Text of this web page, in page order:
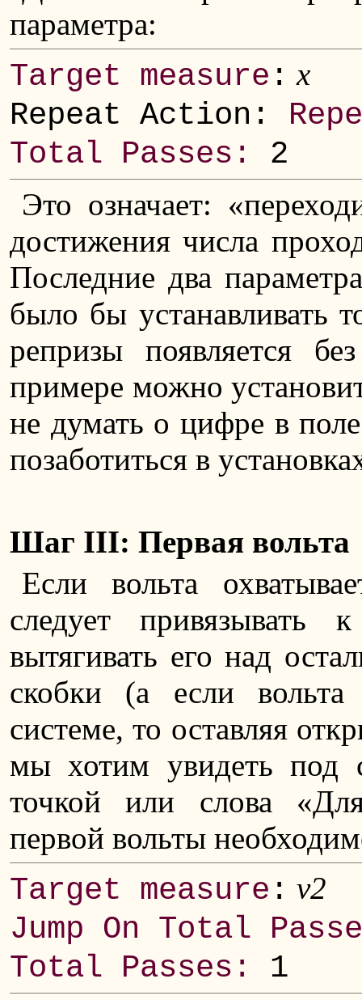
параметра:
Target measure : x
Repeat Action:
Total Passes:
2
Это означает:
достижения числа
Последние два
было бы устанавливать
репризы появляется
примере можно
не думать о цифре в
позаботиться в
Шаг III: Первая вольта
Если вольта
следует
вытягивать его над
скобки (а если
системе, то оставляя
мы хотим увидеть под
точкой или слова
первой вольты
Target measure : v2
Jump On Total
Total Passes:
1